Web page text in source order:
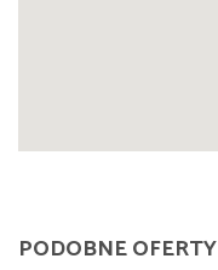
PODOBNE OFERTY